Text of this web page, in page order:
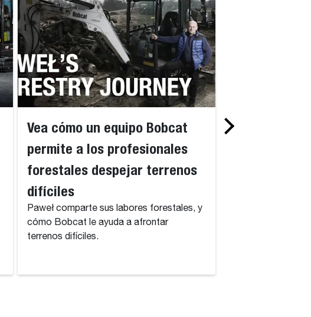
Vea cómo un equipo Bobcat
permite a los profesionales
forestales despejar terrenos
difíciles
Paweł comparte sus labores forestales, y
cómo Bobcat le ayuda a afrontar
terrenos difíciles.
Celebre más